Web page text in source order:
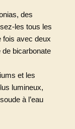
des
les tous les
fois avec deux
de bicarbonate
et les
lumineux,
à l’eau